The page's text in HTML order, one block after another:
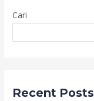
Cari
Recent Posts